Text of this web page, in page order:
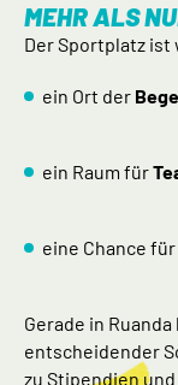
MEHR ALS
Der Sportplatz ist
ein Ort der
ein Raum für
eine Chance für
Gerade in
entscheidender
zu Stipendien